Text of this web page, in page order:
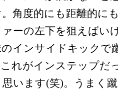
。角度的にも距離的に
ーの左下を狙えばい
のインサイドキック
れがインステップだ
います(笑)。うまく